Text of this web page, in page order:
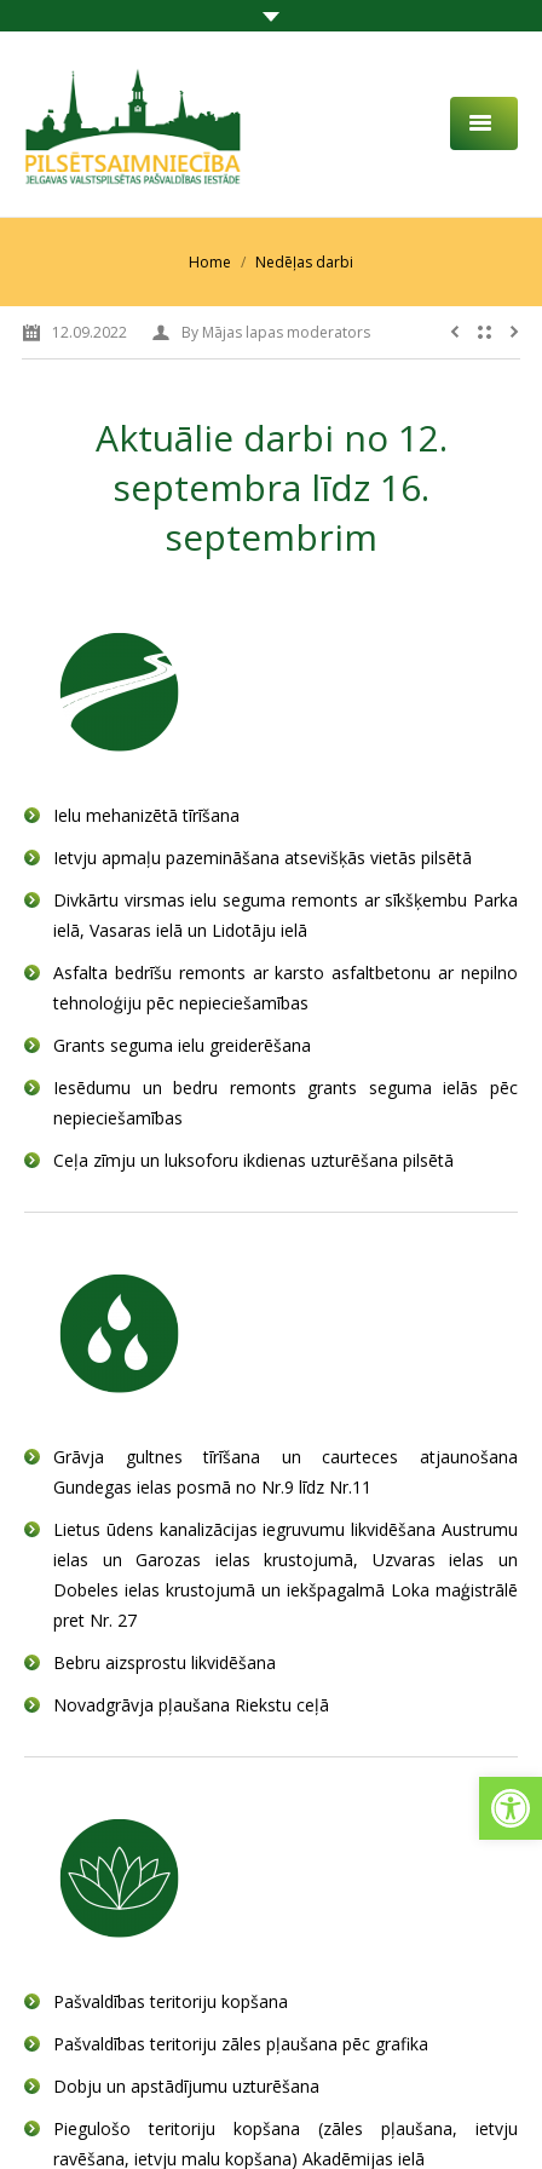
PAR MUMS
Home Nedēļas darbi
12.09.2022 By Mājas lapas moderators
Aktuālie darbi no 12.
septembra līdz 16.
septembrim
Ielu mehanizētā tīrīšana
Ietvju apmaļu pazemināšana atsevišķās vietās pilsētā
Divkārtu virsmas ielu seguma remonts ar sīkšķembu Parka
ielā, Vasaras ielā un Lidotāju ielā
Asfalta bedrīšu remonts ar karsto asfaltbetonu ar nepilno
tehnoloģiju pēc nepieciešamības
Grants seguma ielu greiderēšana
Iesēdumu un bedru remonts grants seguma ielās pēc
nepieciešamības
Ceļa zīmju un luksoforu ikdienas uzturēšana pilsētā
Grāvja gultnes tīrīšana un caurteces atjaunošana
Gundegas ielas posmā no Nr.9 līdz Nr.11
Lietus ūdens kanalizācijas iegruvumu likvidēšana Austrumu
ielas un Garozas ielas krustojumā, Uzvaras ielas un
Dobeles ielas krustojumā un iekšpagalmā Loka maģistrālē
pret Nr. 27
Bebru aizsprostu likvidēšana
Novadgrāvja pļaušana Riekstu ceļā
Pašvaldības teritoriju kopšana
Pašvaldības teritoriju zāles pļaušana pēc grafika
Dobju un apstādījumu uzturēšana
Piegulošo teritoriju kopšana (zāles pļaušana, ietvju
ravēšana, ietvju malu kopšana) Akadēmijas ielā